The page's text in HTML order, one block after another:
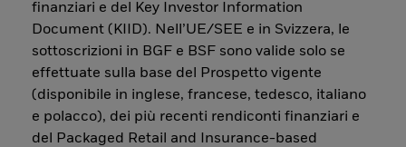
finanziari e del Key Investor Information
Document (KIID). Nell’UE/SEE e in Svizzera, le
sottoscrizioni in BGF e BSF sono valide solo se
effettuate sulla base del Prospetto vigente
(disponibile in inglese, francese, tedesco, italiano
e polacco), dei più recenti rendiconti finanziari e
del Packaged Retail and Insurance-based